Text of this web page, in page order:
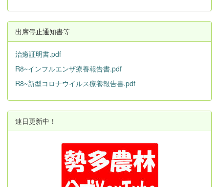
出席停止通知書等
治癒証明書.pdf
R8~インフルエンザ療養報告書.pdf
R8~新型コロナウイルス療養報告書.pdf
連日更新中！